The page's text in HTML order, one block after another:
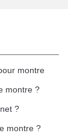
montre
montre ?
?
montre ?